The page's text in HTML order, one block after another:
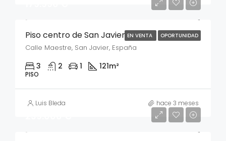
EN VENTA OPORTUNIDAD
Piso centro de San Javier
Calle Maestre, San Javier, España
3 2 1 121m²
PISO
Luis Bleda hace 3 meses